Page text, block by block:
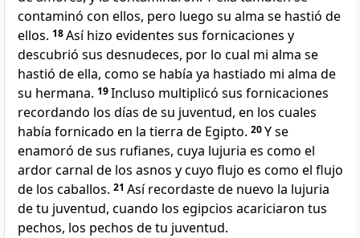
contaminó con ellos, pero luego su alma se hastió de
ellos. 18Así hizo evidentes sus fornicaciones y
descubrió sus desnudeces, por lo cual mi alma se
hastió de ella, como se había ya hastiado mi alma de
su hermana. 19Incluso multiplicó sus fornicaciones
recordando los días de su juventud, en los cuales
había fornicado en la tierra de Egipto. 20Y se
enamoró de sus rufianes, cuya lujuria es como el
ardor carnal de los asnos y cuyo flujo es como el flujo
de los caballos. 21 Así recordaste de nuevo la lujuria
de tu juventud, cuando los egipcios acariciaron tus
pechos, los pechos de tu juventud.